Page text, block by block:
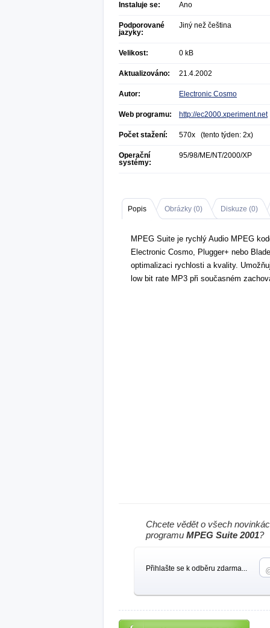
Instaluje se: Ano
Podporované
jazyky:
Jiný než čeština
Velikost: 0 kB
Aktualizováno: 21.4.2002
Autor: Electronic Cosmo
Web programu: http://ec2000.xperiment.net
Počet stažení: 570x (tento týden: 2x)
Operační
systémy:
95/98/ME/NT/2000/XP
Popis Obrázky (0) Diskuze (0)
MPEG Suite je rychlý Audio MPEG
Electronic Cosmo, Plugger+ nebo
optimalizaci rychlosti a kvality.
low bit rate MP3 při současném
Chcete vědět o všech
programu MPEG Suite 2001?
Přihlašte se k odběru zdarma...